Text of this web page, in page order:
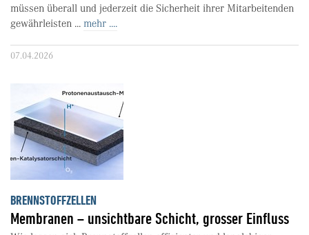
müssen überall und jederzeit die Sicherheit ihrer Mitarbeitenden
gewährleisten ... mehr ....
07.04.2026
BRENNSTOFFZELLEN
Membranen – unsichtbare Schicht, grosser Einfluss